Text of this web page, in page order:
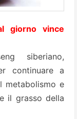
giorno vince
siberiano,
continuare a
metabolismo e
il grasso della